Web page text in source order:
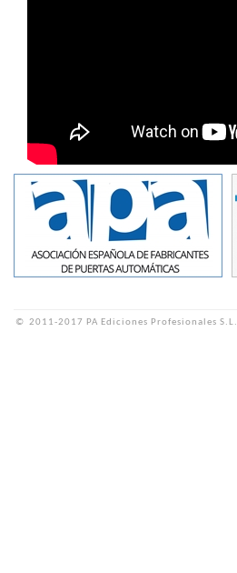
© 2011-2017 PA Ediciones Profesionales S.L.